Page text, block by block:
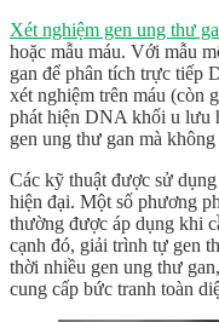
Xét nghiệm gen ung thư
hoặc mẫu máu. Với mẫu
gan để phân tích trực tiếp
xét nghiệm trên máu (còn
phát hiện DNA khối u lưu
gen ung thư gan mà
Các kỹ thuật được sử
hiện đại. Một số phương
thường được áp dụng khi
cạnh đó, giải trình tự gen
thời nhiều gen ung thư gan
cung cấp bức tranh toàn